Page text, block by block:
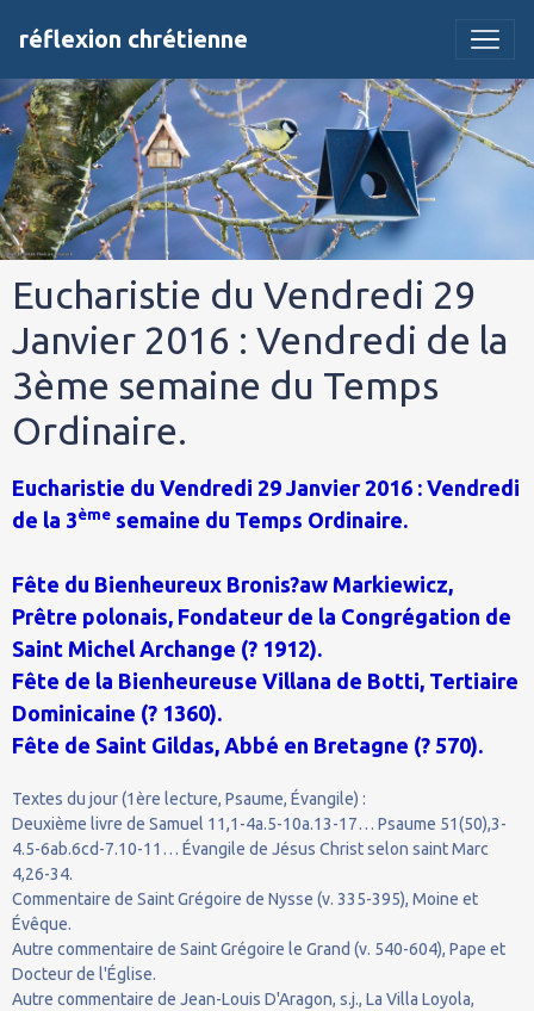
réflexion chrétienne
Eucharistie du Vendredi 29
Janvier 2016 : Vendredi de la
3ème semaine du Temps
Ordinaire.
Eucharistie du Vendredi 29 Janvier 2016 : Vendredi
de la 3ème semaine du Temps Ordinaire.
Fête du Bienheureux Bronis?aw Markiewicz,
Prêtre polonais, Fondateur de la Congrégation de
Saint Michel Archange (? 1912).
Fête de la Bienheureuse Villana de Botti, Tertiaire
Dominicaine (? 1360).
Fête de Saint Gildas, Abbé en Bretagne (? 570).
Textes du jour (1ère lecture, Psaume, Évangile) :
Deuxième livre de Samuel 11,1-4a.5-10a.13-17… Psaume 51(50),3-
4.5-6ab.6cd-7.10-11… Évangile de Jésus Christ selon saint Marc
4,26-34.
Commentaire de Saint Grégoire de Nysse (v. 335-395), Moine et
Évêque.
Autre commentaire de Saint Grégoire le Grand (v. 540-604), Pape et
Docteur de l'Église.
Autre commentaire de Jean-Louis D'Aragon, s.j., La Villa Loyola,